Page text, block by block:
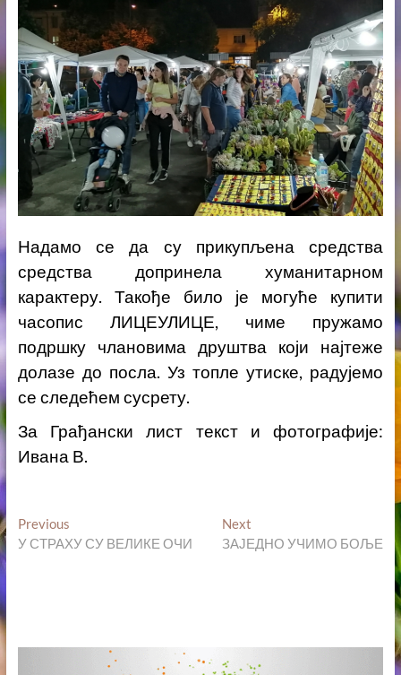
Надамо се да су прикупљена средства
средства допринела хуманитарном
карактеру. Такође било је могуће купити
часопис ЛИЦЕУЛИЦЕ, чиме пружамо
подршку члановима друштва који најтеже
долазе до посла. Уз топле утиске, радујемо
се следећем сусрету.
За Грађански лист текст и фотографије:
Ивана В.
Кретање
чланка
PreviousPrevious
post:
У СТРАХУ СУ ВЕЛИКЕ ОЧИ
Next
post:
ЗАЈЕДНО УЧИМО БОЉЕ